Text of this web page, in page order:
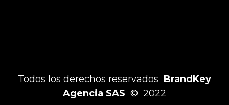
Todos los derechos reservados BrandKey
Agencia SAS © 2022